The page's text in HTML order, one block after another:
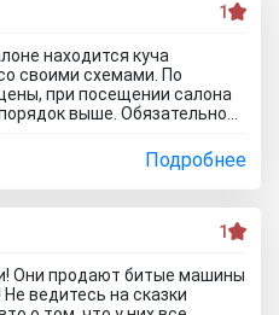
1
находится куча
своими схемами. По
при посещении салона
выше. Обязательное
вырастет на приличную
каско якобы первый год в
и страхование
не связана с риском
на складе.
По отзывам об
со скрученным
Народ, не тратьте время
Подробнее
1
Они продают битые машины
ведитесь на сказки